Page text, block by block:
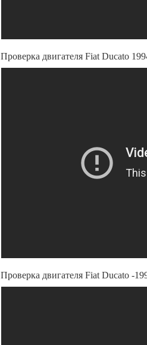
Проверка двигателя Fiat Ducato
Проверка двигателя Fiat Ducato -